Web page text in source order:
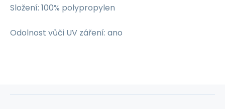
Složení: 100% polypropylen
Odolnost vůči UV záření: ano